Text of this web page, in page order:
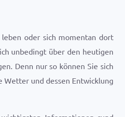
oder sich momentan dort
unbedingt über den heutigen
Denn nur so können Sie sich
Wetter und dessen Entwicklung